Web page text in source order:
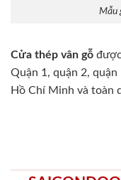
Mẫu
Cửa thép vân gỗ
Quận 1, quận 2,
Hồ Chí Minh và toàn